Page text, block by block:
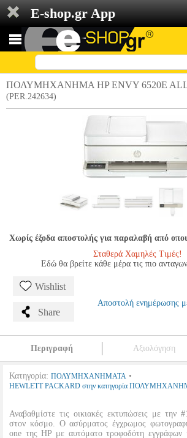
E-shop.gr App
ΠΟΛΥΜΗΧΑΝΗΜΑ HP ENVY 6520E
(PER.242634)
Χωρίς έξοδα αποστολής για παραλαβή από
Σταθερά Χαμηλές Τιμές!
Εδώ θα βρείτε κάθε μέρα τις πιο
Wishlist
Share
Αποστολή ενημέρωσης
Περιγραφή Αξιολόγηση
Κατηγορία: ΠΟΛΥΜΗΧΑΝΗΜΑΤΑ •
HEWLETT PACKARD στην κατηγορία
Αναβαθμίστε τις οικιακές εκτυπώσεις με την
στον κόσμο. Ο ασύρματος έγχρωμος
one της HP με αυτόματο τροφοδότη εγγράφων